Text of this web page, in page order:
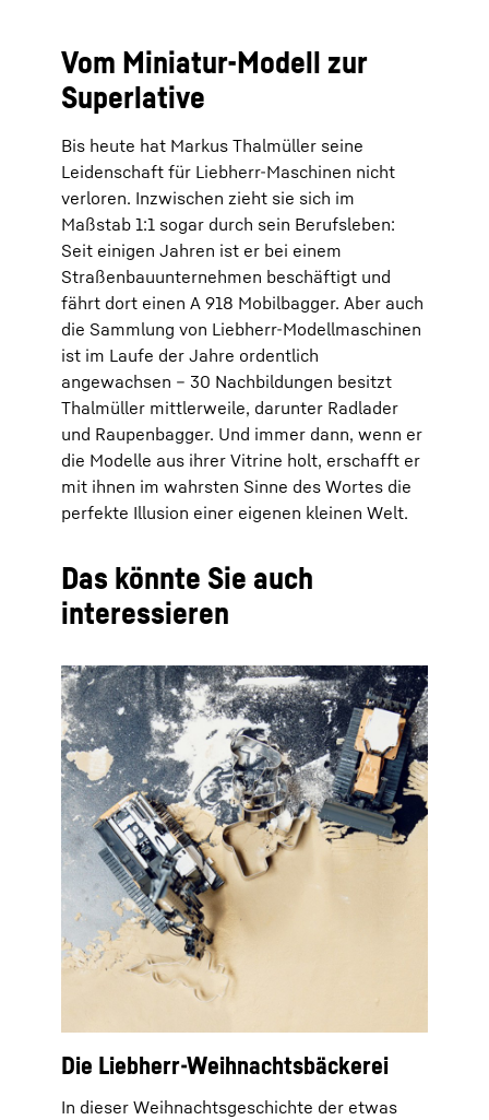
Vom Miniatur-Modell zur
Superlative
Bis heute hat Markus Thalmüller seine
Leidenschaft für Liebherr-Maschinen nicht
verloren. Inzwischen zieht sie sich im
Maßstab 1:1 sogar durch sein Berufsleben:
Seit einigen Jahren ist er bei einem
Straßenbauunternehmen beschäftigt und
fährt dort einen A 918 Mobilbagger. Aber auch
die Sammlung von Liebherr-Modellmaschinen
ist im Laufe der Jahre ordentlich
angewachsen – 30 Nachbildungen besitzt
Thalmüller mittlerweile, darunter Radlader
und Raupenbagger. Und immer dann, wenn er
die Modelle aus ihrer Vitrine holt, erschafft er
mit ihnen im wahrsten Sinne des Wortes die
perfekte Illusion einer eigenen kleinen Welt.
Das könnte Sie auch
interessieren
Die Liebherr-Weihnachtsbäckerei
In dieser Weihnachtsgeschichte der etwas